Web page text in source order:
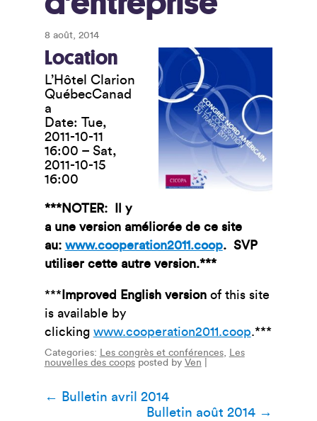
8 août, 2014
Location
L’Hôtel Clarion
QuébecCanad
a
Date: Tue,
2011-10-11
16:00 – Sat,
2011-10-15
16:00
***NOTER: Il y
a une version améliorée de ce site
au: www.cooperation2011.coop. SVP
utiliser cette autre version.***
***Improved English versionof this site
is available by
clicking www.cooperation2011.coop.***
Categories: Les congrès et conférences, Les
nouvelles des coops posted by Ven
Navigation
← Bulletin avril 2014
Bulletin août 2014 →